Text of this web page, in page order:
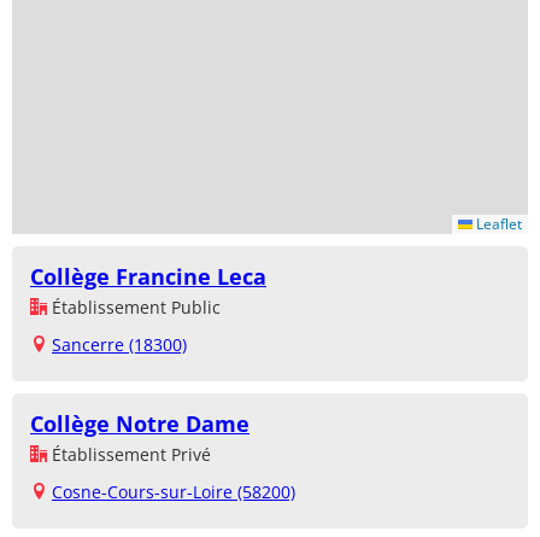
Leaflet
Collège Francine Leca
Établissement Public
Sancerre (18300)
Collège Notre Dame
Établissement Privé
Cosne-Cours-sur-Loire (58200)